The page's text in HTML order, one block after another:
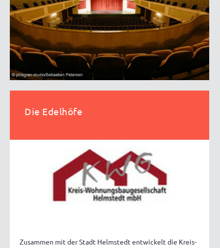
Die Edelhöfe
Zusammen mit der Stadt Helmstedt entwickelt die Kreis-